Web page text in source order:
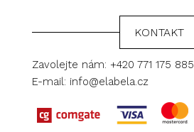
KONTAKT
Zavolejte nám: +420 771 175 885
E-mail: info@elabela.cz